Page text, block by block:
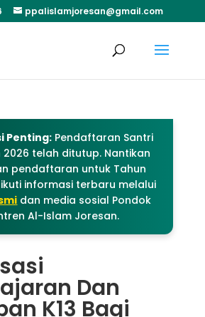
ppalislamjoresan@gmail.com
Penting: Pendaftaran Santri
2026 telah ditutup. Nantikan
pendaftaran untuk Tahun
informasi terbaru melalui
dan media sosial Pondok
Al-Islam Joresan.
Dan
K13 Bagi